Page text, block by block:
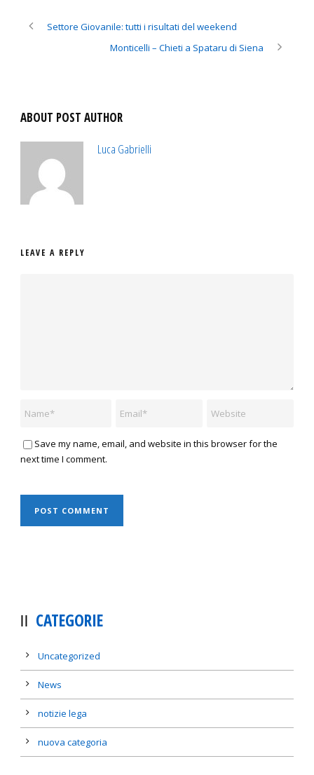
Settore Giovanile: tutti i risultati del weekend
Monticelli – Chieti a Spataru di Siena
ABOUT POST AUTHOR
Luca Gabrielli
LEAVE A REPLY
Save my name, email, and website in this browser for the
next time I comment.
CATEGORIE
Uncategorized
News
notizie lega
nuova categoria